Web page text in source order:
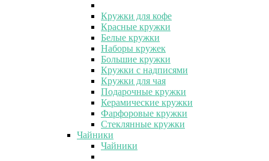
Кружки для кофе
Красные кружки
Белые кружки
Наборы кружек
Большие кружки
Кружки с надписями
Кружки для чая
Подарочные кружки
Керамические кружки
Фарфоровые кружки
Стеклянные кружки
Чайники
Чайники